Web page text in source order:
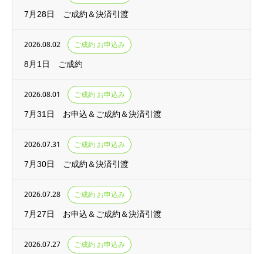
7月28日 ご成約＆決済引渡
2026.08.02 ご成約 お申込み
8月1日 ご成約
2026.08.01 ご成約 お申込み
7月31日 お申込＆ご成約＆決済引渡
2026.07.31 ご成約 お申込み
7月30日 ご成約＆決済引渡
2026.07.28 ご成約 お申込み
7月27日 お申込＆ご成約＆決済引渡
2026.07.27 ご成約 お申込み